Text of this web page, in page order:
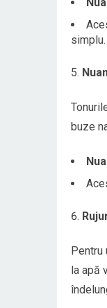
simplu.
buze
Pentru
la apă